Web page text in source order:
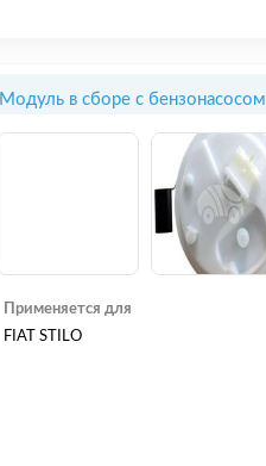
Модуль в сборе с бензонасосом
Применяется для
FIAT STILO